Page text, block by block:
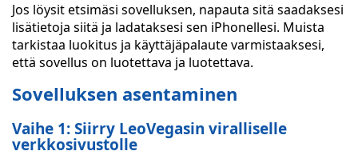
Jos löysit etsimäsi sovelluksen, napauta sitä saadaksesi
lisätietoja siitä ja ladataksesi sen iPhonellesi. Muista
tarkistaa luokitus ja käyttäjäpalaute varmistaaksesi,
että sovellus on luotettava ja luotettava.
Sovelluksen asentaminen
Vaihe 1: Siirry LeoVegasin viralliselle
verkkosivustolle